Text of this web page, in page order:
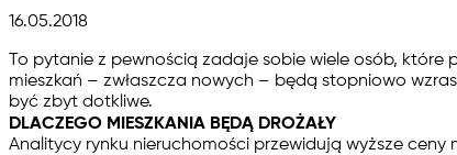
16.05.2018
To pytanie z pewnością zadaje sobie wiele osób, które
mieszkań – zwłaszcza nowych – będą stopniowo
być zbyt dotkliwe.
DLACZEGO MIESZKANIA BĘDĄ DROŻAŁY
Analitycy rynku nieruchomości przewidują wyższe